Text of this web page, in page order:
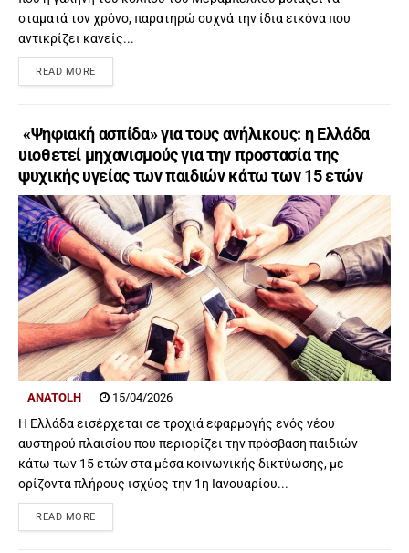
σταματά τον χρόνο, παρατηρώ συχνά την ίδια εικόνα που
αντικρίζει κανείς...
READ MORE
«Ψηφιακή ασπίδα» για τους ανήλικους: η Ελλάδα
υιοθετεί μηχανισμούς για την προστασία της
ψυχικής υγείας των παιδιών κάτω των 15 ετών
ANATOLH 15/04/2026
Η Ελλάδα εισέρχεται σε τροχιά εφαρμογής ενός νέου
αυστηρού πλαισίου που περιορίζει την πρόσβαση παιδιών
κάτω των 15 ετών στα μέσα κοινωνικής δικτύωσης, με
ορίζοντα πλήρους ισχύος την 1η Ιανουαρίου...
READ MORE